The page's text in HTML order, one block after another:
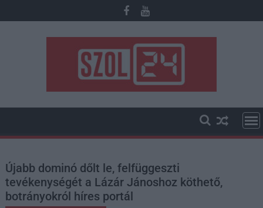
to
Újabb dominó dőlt le, felfüggeszti
tevékenységét a Lázár Jánoshoz köthető,
botrányokról híres portál